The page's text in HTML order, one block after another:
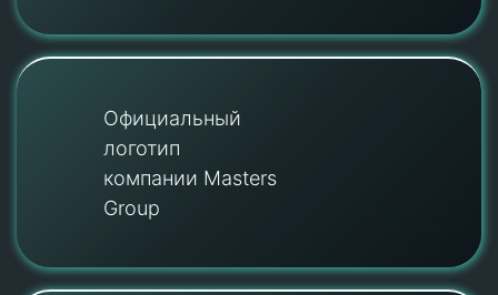
Официальный
логотип
компании Masters
Group